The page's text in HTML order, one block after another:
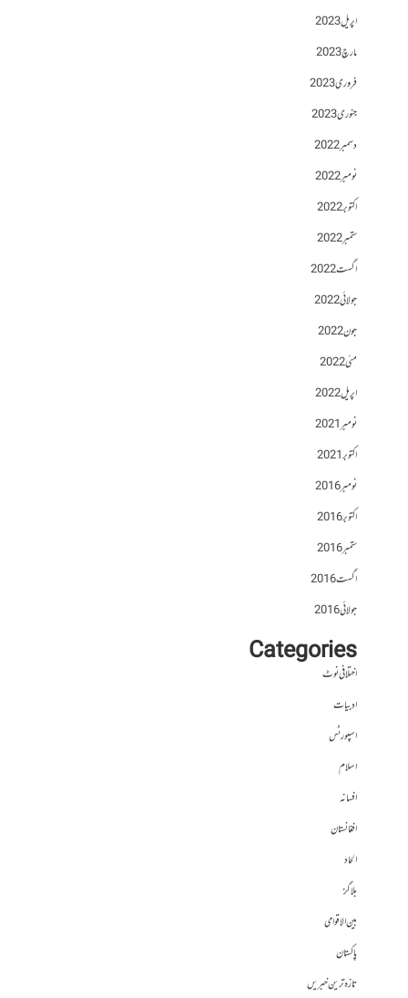
اپریل 2023
مارچ 2023
فروری 2023
جنوری 2023
دسمبر 2022
نومبر 2022
اکتوبر 2022
ستمبر 2022
اگست 2022
جولائی 2022
جون 2022
مئی 2022
اپریل 2022
نومبر 2021
اکتوبر 2021
نومبر 2016
اکتوبر 2016
ستمبر 2016
اگست 2016
جولائی 2016
Categories
اختلافی نوٹ
ادبیات
اسپورٹس
اسلام
افسانہ
افغانستان
الحاد
بلاگز
بین الاقوامی
پاکستان
تازہ ترین خبریں